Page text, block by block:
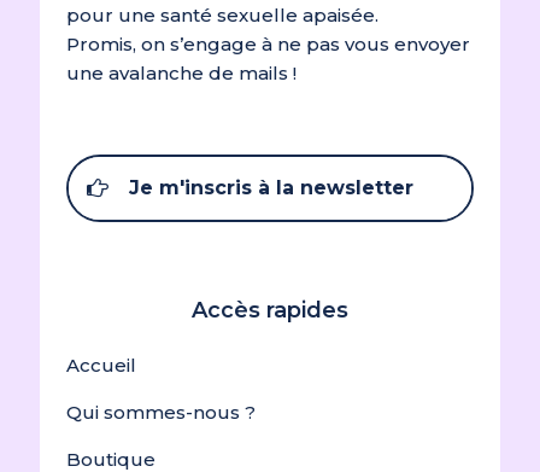
pour une santé sexuelle apaisée.
Promis, on s’engage à ne pas vous envoyer
une avalanche de mails !
Je m'inscris à la newsletter
Accès rapides
Accueil
Qui sommes-nous ?
Boutique